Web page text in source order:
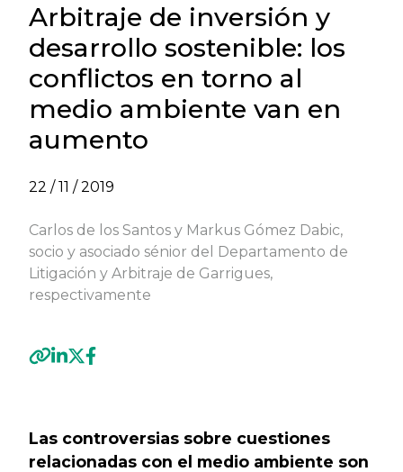
Arbitraje de inversión y
desarrollo sostenible: los
conflictos en torno al
medio ambiente van en
aumento
22 / 11 / 2019
Carlos de los Santos y Markus Gómez Dabic,
socio y asociado sénior del Departamento de
Litigación y Arbitraje de Garrigues,
respectivamente
Las controversias sobre cuestiones
relacionadas con el medio ambiente son